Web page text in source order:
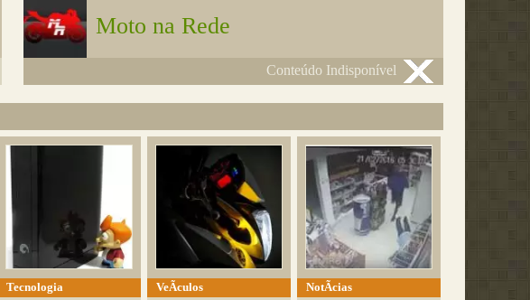
Moto na Rede
Conteúdo Indisponível
Tecnologia
VeÃ­culos
NotÃ­cias